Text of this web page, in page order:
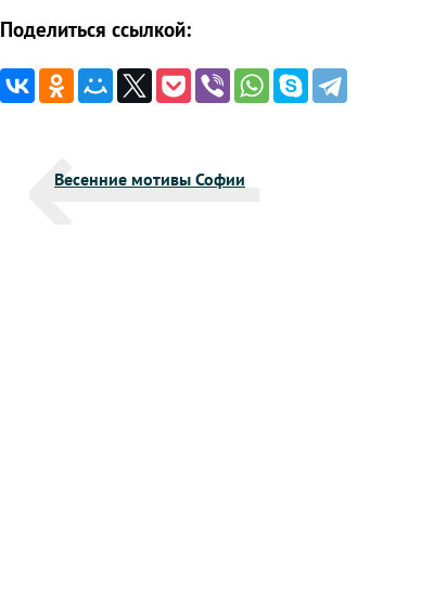
Поделиться ссылкой:
Весенние мотивы Софии